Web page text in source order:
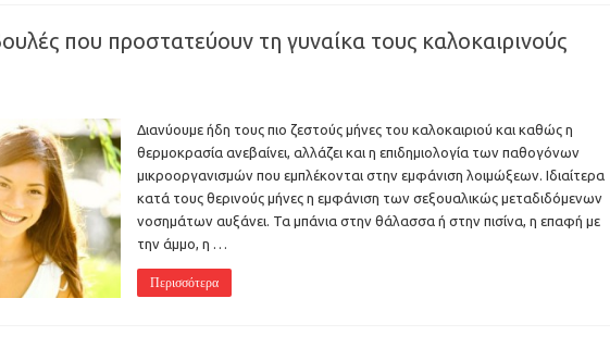
που προστατεύουν τη γυναίκα τους καλοκαιρινούς
Διανύουμε ήδη τους πιο ζεστούς μήνες του καλοκαιριού και καθώς η
θερμοκρασία ανεβαίνει, αλλάζει και η επιδημιολογία των παθογόνων
μικροοργανισμών που εμπλέκονται στην εμφάνιση λοιμώξεων. Ιδιαίτερα
κατά τους θερινούς μήνες η εμφάνιση των σεξουαλικώς μεταδιδόμενων
νοσημάτων αυξάνει. Τα μπάνια στην θάλασσα ή στην πισίνα, η επαφή με
την άμμο, η …
Περισσότερα